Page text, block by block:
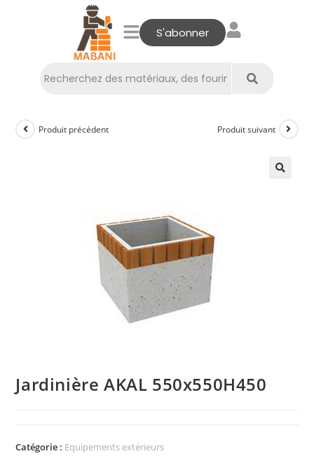
S'abonner
Produit précédent Produit suivant
Jardinière AKAL 550x550H450
Catégorie : Equipements extérieurs